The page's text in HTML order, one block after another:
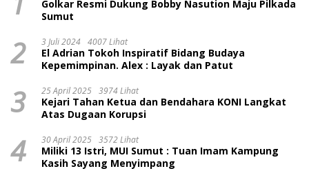
Golkar Resmi Dukung Bobby Nasution Maju Pilkada
Sumut
2 3 Juli 2024 4007 Lihat
El Adrian Tokoh Inspiratif Bidang Budaya
Kepemimpinan. Alex : Layak dan Patut
3 25 April 2025 3974 Lihat
Kejari Tahan Ketua dan Bendahara KONI Langkat
Atas Dugaan Korupsi
4 30 April 2025 3572 Lihat
Miliki 13 Istri, MUI Sumut : Tuan Imam Kampung
Kasih Sayang Menyimpang